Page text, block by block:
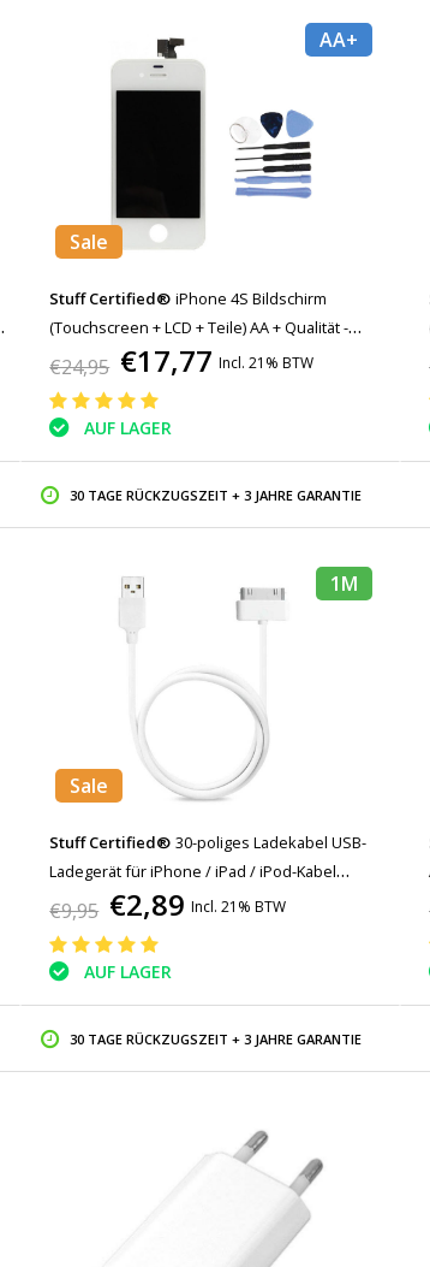
AA+
Sale
Stuff Certified® iPhone 4S Bildschirm
(Touchscreen + LCD + Teile) AA + Qualität -
Weiß + Werkzeuge
€24,95 €17,77 Incl. 21% BTW
AUF LAGER
30 TAGE RÜCKZUGSZEIT + 3 JAHRE GARANTIE
1M
Sale
Stuff Certified® 30-poliges Ladekabel USB-
Ladegerät für iPhone / iPad / iPod-Kabel
Ladegerät Datensynchronisationskabel 1
€9,95 €2,89 Incl. 21% BTW
AUF LAGER
30 TAGE RÜCKZUGSZEIT + 3 JAHRE GARANTIE